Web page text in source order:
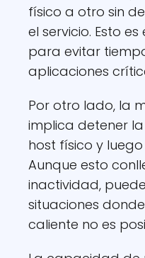
físico a otro sin
el servicio. Esto
para evitar
aplicaciones
Por otro lado, la
implica detener
host físico y
Aunque esto
inactividad,
situaciones
caliente no es